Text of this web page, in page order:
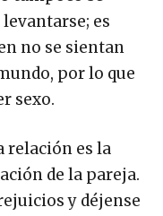
es
no se sientan
por lo que
sexo.
relación es la
de la pareja.
y déjense